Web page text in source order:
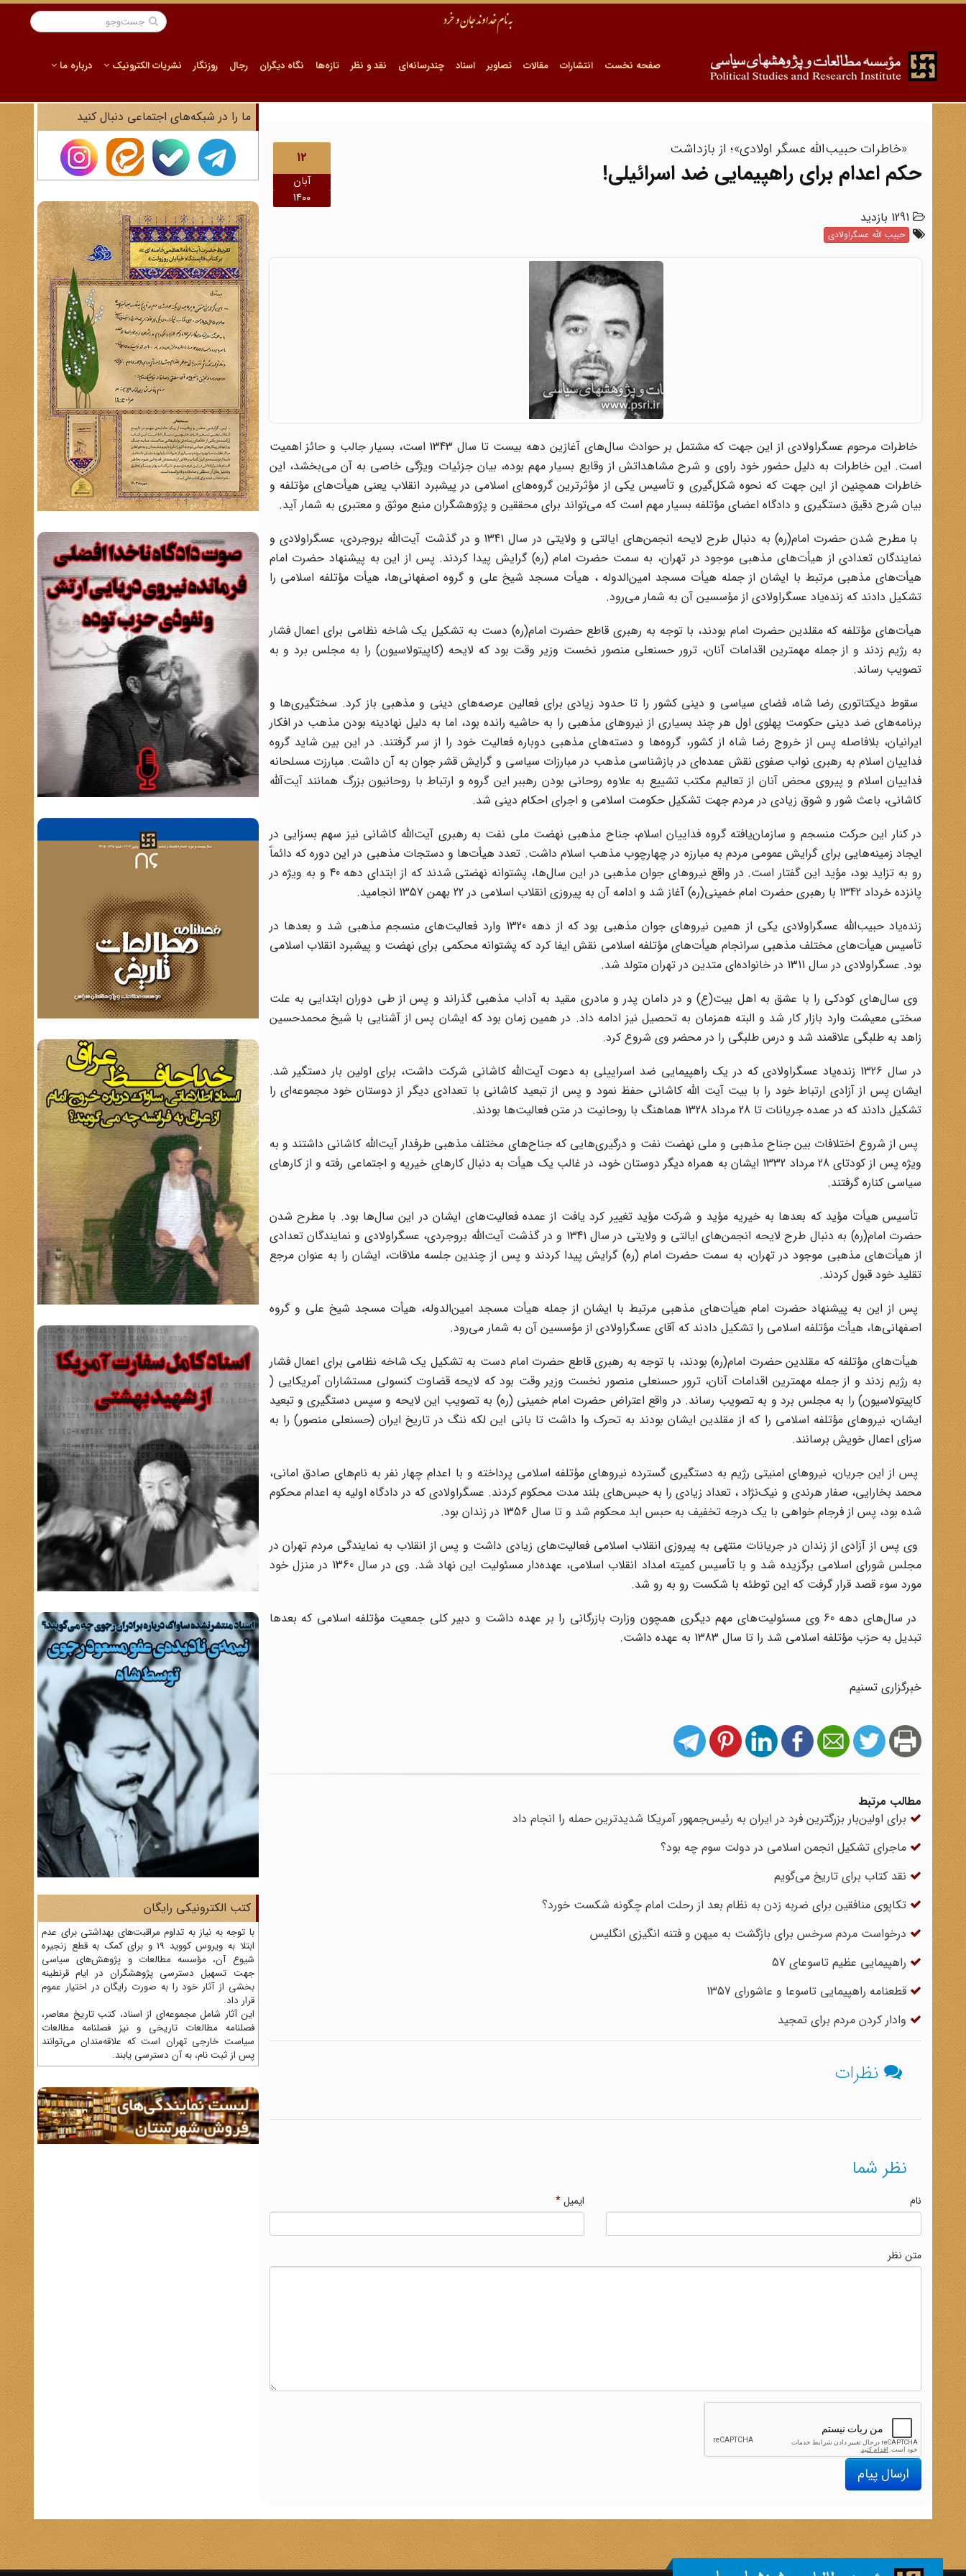
صفحه نخست انتشارات مقالات تصاویر اسناد چندرسانه‌ای نقد و نظر تازه‌ها نگاه دیگران رجال روزنگار نشریات الکترونیک درباره ما
12
آبان
1400
«خاطرات حبیب‌الله عسگر اولادی»؛ از بازداشت
حکم اعدام برای راهپیمایی ضد اسرائیلی!
حبیب الله عسگراولادی
خاطرات مرحوم عسگراولادی از این جهت که مشتمل بر حوادث سال‌های آغازین دهه بیست تا سال 1343 است، بسیار جالب و حائز اهمیت
است. این خاطرات به دلیل حضور خود راوی و شرح مشاهداتش از وقایع بسیار مهم بوده، بیان جزئیات ویژگی خاصی به آن می‌بخشد، این
خاطرات همچنین از این جهت که نحوه شکل‌گیری و تأسیس یکی از مؤثرترین گروه‌های اسلامی در پیشبرد انقلاب یعنی هیأت‌های مؤتلفه و
بیان شرح دقیق دستگیری و دادگاه اعضای مؤتلفه بسیار مهم است که می‌تواند برای محققین و پژوهشگران منبع موثق و معتبری به شمار آید.
با مطرح شدن حضرت امام(ره) به دنبال طرح لایحه انجمن‌های ایالتی و ولایتی در سال 1341 و در گذشت آیت‌الله بروجردی، عسگراولادی و
نمایندگان تعدادی از هیأت‌های مذهبی موجود در تهران، به سمت حضرت امام (ره) گرایش پیدا کردند. پس از این به پیشنهاد حضرت امام
هیأت‌های مذهبی مرتبط با ایشان از جمله هیأت مسجد امین‌الدوله ، هیأت مسجد شیخ علی و گروه اصفهانی‌ها، هیأت مؤتلفه اسلامی را
تشکیل دادند که زنده‌یاد عسگراولادی از مؤسسین آن به شمار می‌رود.
هیأت‌های مؤتلفه که مقلدین حضرت امام بودند، با توجه به رهبری قاطع حضرت امام(ره) دست به تشکیل یک شاخه نظامی برای اعمال فشار
به رژیم زدند و از جمله مهمترین اقدامات آنان، ترور حسنعلی منصور نخست وزیر وقت بود که لایحه (کاپیتولاسیون) را به مجلس برد و به
تصویب رساند.
سقوط دیکتاتوری رضا شاه، فضای سیاسی و دینی کشور را تا حدود زیادی برای فعالین عرصه‌های دینی و مذهبی باز کرد. سختگیری‌ها و
برنامه‌های ضد دینی حکومت پهلوی اول هر چند بسیاری از نیروهای مذهبی را به حاشیه رانده بود، اما به دلیل نهادینه بودن مذهب در افکار
ایرانیان، بلافاصله پس از خروج رضا شاه از کشور، گروه‌ها و دسته‌های مذهبی دوباره فعالیت خود را از سر گرفتند. در این بین شاید گروه‌
فداییان اسلام به رهبری نواب صفوی نقش عمده‌ای در بازشناسی مذهب در مبارزات سیاسی و گرایش‌ قشر جوان به آن داشت. مبارزت مسلحانه
فداییان اسلام و پیروی محض آنان از تعالیم مکتب تشییع به علاوه روحانی بودن رهببر این گروه و ارتباط با روحانیون بزرگ همانند آیت‌آلله
کاشانی، باعث شور و شوق زیادی در مردم جهت تشکیل حکومت اسلامی و اجرای احکام دینی شد.
در کنار این حرکت منسجم و سازمان‌یافته گروه فداییان اسلام، جناح مذهبی نهضت ملی نفت به رهبری آیت‌الله کاشانی نیز سهم بسزایی در
ایجاد زمینه‌هایی برای گرایش عمومی مردم به مبارزه در چهارچوب مذهب اسلام داشت. تعدد هیأت‌ها و دستجات مذهبی در این دوره که دائماً
رو به تزاید بود، مؤید این گفتار است. در واقع نیروهای جوان مذهبی در این سال‌ها، پشتوانه نهضتی شدند که از ابتدای دهه 40 و به ویژه در
پانزده خرداد 1342 با رهبری حضرت امام خمینی(ره) آغاز شد و ادامه آن به پیروزی انقلاب اسلامی در 22 بهمن 1357 انجامید.
زنده‌یاد حبیب‌الله عسگراولادی یکی از همین نیروهای جوان مذهبی بود که از دهه 1320 وارد فعالیت‌های منسجم مذهبی شد و بعدها در
تأسیس هیأت‌های مختلف مذهبی سرانجام هیأت‌های مؤتلفه اسلامی نقش ایفا کرد که پشتوانه محکمی برای نهضت و پیشبرد انقلاب اسلامی
بود. عسگراولادی در سال 1311 در خانواده‌ای متدین در تهران متولد شد.
وی سال‌های کودکی را با عشق به اهل بیت(ع) و در دامان پدر و مادری مقید به آداب مذهبی گذراند و پس از طی دوران ابتدایی به علت
سختی معیشت وارد بازار کار شد و البته همزمان به تحصیل نیز ادامه داد. در همین زمان بود که ایشان پس از آشنایی با شیخ محمدحسین
زاهد به طلبگی علاقمند شد و درس طلبگی را در محضر وی شروع کرد.
در سال 1326 زنده‌یاد عسگراولادی که در یک راهپیمایی ضد اسراییلی به دعوت آیت‌الله کاشانی شرکت داشت، برای اولین بار دستگیر شد.
ایشان پس از آزادی ارتباط خود را با بیت آیت ‌الله کاشانی حفظ نمود و پس از تبعید کاشانی با تعدادی دیگر از دوستان خود مجموعه‌ای را
تشکیل دادند که در عمده جریانات تا 28 مرداد 1328 هماهنگ با روحانیت در متن فعالیت‌ها بودند.
پس از شروع اختلافات بین جناح مذهبی و ملی نهضت نفت و درگیری‌هایی که جناح‌های مختلف مذهبی طرفدار آیت‌الله کاشانی داشتند و به
ویژه پس از کودتای 28 مرداد 1332 ایشان به همراه دیگر دوستان خود، در غالب یک هیأت به دنبال کارهای خیریه و اجتماعی رفته و از کارهای
سیاسی کناره گرفتند.
تأسیس هیأت مؤید که بعدها به خیریه مؤید و شرکت مؤید تغییر کرد یافت از عمده‌ فعالیت‌های ایشان در این سال‌ها بود. با مطرح شدن
حضرت امام(ره) به دنبال طرح لایحه انجمن‌های ایالتی و ولایتی در سال 1341 و در گذشت آیت‌الله بروجردی، عسگراولادی و نمایندگان تعدادی
از هیأت‌های مذهبی موجود در تهران، به سمت حضرت امام (ره) گرایش پیدا کردند و پس از چندین جلسه ملاقات، ایشان را به عنوان مرجع
تقلید خود قبول کردند.
پس از این به پیشنهاد حضرت امام هیأت‌های مذهبی مرتبط با ایشان از جمله هیأت مسجد امین‌الدوله، هیأت مسجد شیخ علی و گروه
اصفهانی‌ها، هیأت مؤتلفه اسلامی را تشکیل دادند که آقای عسگراولادی از مؤسسین آن به شمار می‌رود.
هیأت‌های مؤتلفه که مقلدین حضرت امام(ره) بودند، با توجه به رهبری قاطع حضرت امام دست به تشکیل یک شاخه نظامی برای اعمال فشار
به رژیم زدند و از جمله مهمترین اقدامات آنان، ترور حسنعلی منصور نخست وزیر وقت بود که لایحه قضاوت کنسولی مستشاران آمریکایی (
کاپیتولاسیون) را به مجلس برد و به تصویب رساند. در واقع اعتراض حضرت امام خمینی (ره) به تصویب این لایحه و سپس دستگیری و تبعید
ایشان، نیروهای مؤتلفه اسلامی را که از مقلدین ایشان بودند به تحرک وا داشت تا بانی این لکه ننگ در تاریخ ایران (حسنعلی منصور) را به
سزای اعمال خویش برسانند.
پس از این جریان، نیروهای امنیتی رژیم به دستگیری گسترده نیروهای مؤتلفه اسلامی پرداخته و با اعدام چهار نفر به نام‌های صادق امانی،
محمد بخارایی، صفار هرندی و نیک‌نژاد ، تعداد زیادی را به حبس‌های بلند مدت محکوم کردند. عسگراولادی که در دادگاه اولیه به اعدام محکوم
شده بود، پس از فرجام خواهی با یک درجه تخفیف به حبس ابد محکوم شد و تا سال 1356 در زندان بود.
وی پس از آزادی از زندان در جریانات منتهی به پیروزی انقلاب اسلامی فعالیت‌های زیادی داشت و پس از انقلاب به نمایندگی مردم تهران در
مجلس شورای اسلامی برگزیده شد و با تأسیس کمیته امداد انقلاب اسلامی، عهده‌دار مسئولیت این نهاد شد. وی در سال 1360 در منزل خود
مورد سوء قصد قرار گرفت که این توطئه با شکست رو به رو شد.
در سال‌های دهه 60 وی مسئولیت‌های مهم دیگری همچون وزارت بازرگانی را بر عهده داشت و دبیر کلی جمعیت مؤتلفه اسلامی که بعدها
تبدیل به حزب مؤتلفه اسلامی شد را تا سال 1383 به عهده داشت.
خبرگزاری تسنیم
مطالب مرتبط
برای اولین‌بار بزرگترین فرد در ایران به رئیس‌جمهور آمریکا شدیدترین حمله را انجام داد
ماجرای تشکیل انجمن اسلامی در دولت سوم چه بود؟
نقد کتاب برای تاریخ می‌گویم
تکاپوی منافقین برای ضربه زدن به نظام بعد از رحلت امام چگونه شکست خورد؟
درخواست مردم سرخس برای بازگشت به میهن و فتنه انگیزی انگلیس
راهپیمایی عظیم تاسوعای 57
قطعنامه راهپیمایی تاسوعا و عاشورای 1357
وادار کردن مردم برای تمجید
نظرات
نظر شما
نام ایمیل*
متن نظر
ارسال پیام
ما را در شبکه‌های اجتماعی دنبال کنید
کتب الکترونیکی رایگان
با توجه به نیاز به تداوم مراقبت‌های بهداشتی برای عدم
ابتلا به ویروس کووید 19 و برای کمک به قطع زنجیره
شیوع آن، مؤسسه مطالعات و پژوهش‌های سیاسی
جهت تسهیل دسترسی پژوهشگران در ایام قرنطینه
بخشی از آثار خود را به صورت رایگان در اختیار عموم
قرار داد.
این آثار شامل مجموعه‌ای از اسناد، کتب تاریخ معاصر،
فصلنامه‌ مطالعات تاریخی و نیز فصلنامه مطالعات
سیاست خارجی تهران است که علاقه‌مندان می‌توانند
پس از ثبت نام، به آن دسترسی یابند.